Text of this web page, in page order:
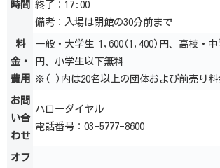
時間 終了：17:00
備考：入場は閉館の30分前まで
料
金・
費用
一般・大学生 1,600(1,400)円、高校・
円、小学生以下無料
※( )内は20名以上の団体および前売り料
お問
い合
わせ
ハローダイヤル
電話番号：03-5777-8600
オフ